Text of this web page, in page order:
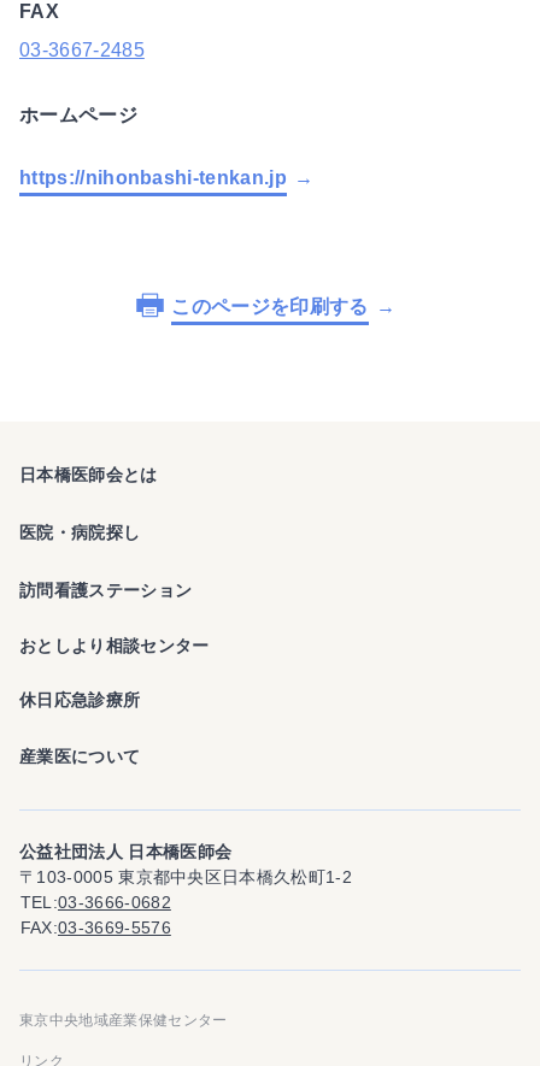
FAX
03-3667-2485
ホームページ
https://nihonbashi-tenkan.jp
このページを印刷する
日本橋医師会とは
医院・病院探し
訪問看護ステーション
おとしより相談センター
休日応急診療所
産業医について
公益社団法人 日本橋医師会
〒103-0005 東京都中央区日本橋久松町1-2
TEL
03-3666-0682
FAX 03-3669-5576
東京中央地域産業保健センター
リンク